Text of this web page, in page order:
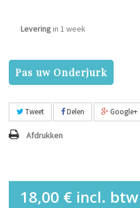
Leveringin 1 week
Pas uw Onderjurk
Tweet Delen Google+
Afdrukken
18,00 € incl. btw